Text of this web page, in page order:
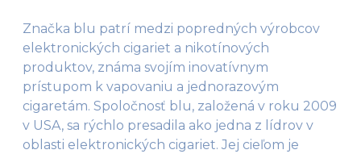
Značka blu patrí medzi popredných výrobcov
elektronických cigariet a nikotínových
produktov, známa svojím inovatívnym
prístupom k vapovaniu a jednorazovým
cigaretám. Spoločnosť blu, založená v roku 2009
v USA, sa rýchlo presadila ako jedna z lídrov v
oblasti elektronických cigariet. Jej cieľom je